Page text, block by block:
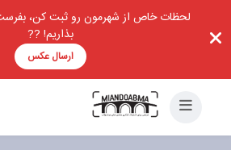
لحظات خاص از شهرمون رو ثبت کن،
بذاریم! ??
ارسال عکس